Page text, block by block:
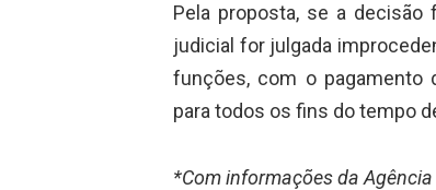
Pela proposta, se a
judicial for julgada
funções, com o pagamento
para todos os fins do tempo
*Com informações da